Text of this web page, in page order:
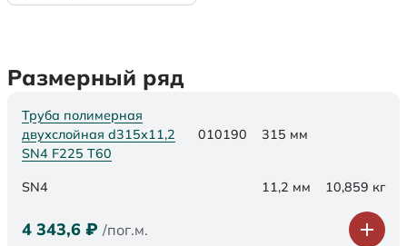
Размерный ряд
Труба полимерная
двухслойная d315х11,2
SN4 F225 Т60
010190 315 мм
SN4 11,2 мм 10,859 кг
4 343,6 ₽ /пог.м.